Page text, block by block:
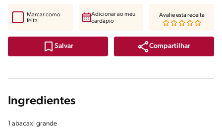
Salvar Compartilhar
Marcar como
feita
Adicionar ao meu
cardápio
Avalie esta receita
Ingredientes
1 abacaxi grande